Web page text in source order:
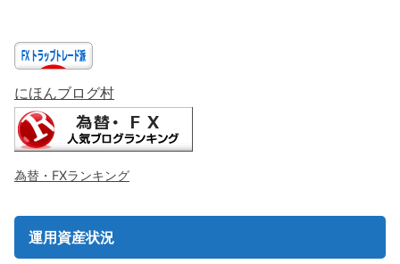
にほんブログ村
為替・FXランキング
運用資産状況